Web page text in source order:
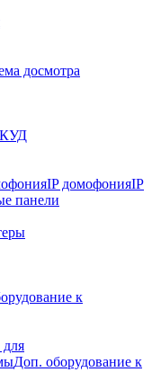
досмотра
IP домофонияIP
панели
к
Доп. оборудование к